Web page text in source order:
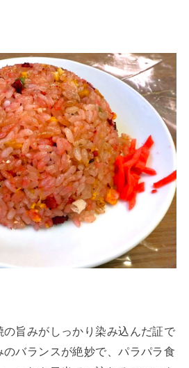
旨みがしっかり染み込んだ証で
バランスが絶妙で、パラパラ食